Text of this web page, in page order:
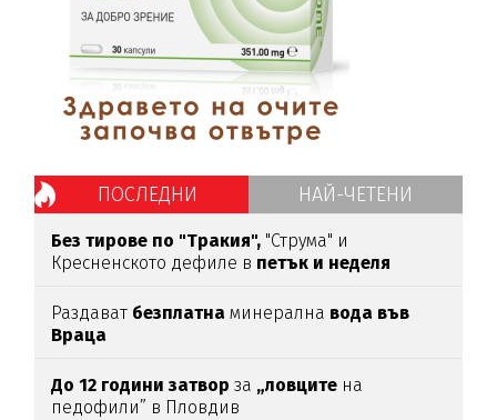
ПОСЛЕДНИ НАЙ-ЧЕТЕНИ
Без тирове по "Тракия", "Струма" и
Кресненското дефиле в петък и неделя
Раздават безплатна минерална вода във
Враца
До 12 години затвор за „ловците на
педофили” в Пловдив